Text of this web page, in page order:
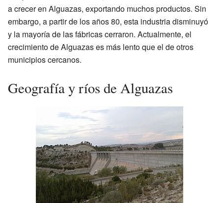
a crecer en Alguazas, exportando muchos productos. Sin
embargo, a partir de los años 80, esta industria disminuyó
y la mayoría de las fábricas cerraron. Actualmente, el
crecimiento de Alguazas es más lento que el de otros
municipios cercanos.
Geografía y ríos de Alguazas